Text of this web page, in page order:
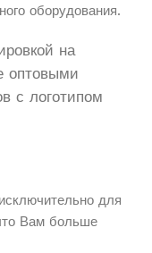
оборудования.
на
оптовыми
с логотипом
для
Вам больше